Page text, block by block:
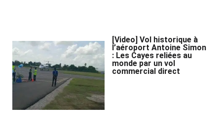
[Video] Vol historique à
l’aéroport Antoine Simon
: Les Cayes reliées au
monde par un vol
commercial direct